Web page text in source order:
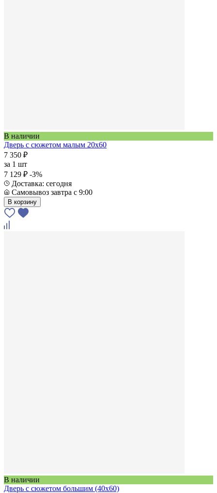
В наличии
Дверь с сюжетом малым 20х60
7 350 ₽
за 1 шт
7 129 ₽ -3%
Доставка: сегодня
Самовывоз завтра с 9:00
В корзину
В наличии
Дверь с сюжетом большим (40х60)